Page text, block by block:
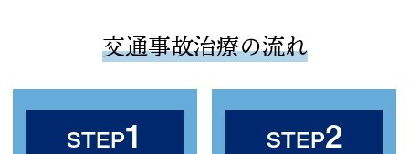
※18歳（高校生）以
の方につきまして
交通事故治療の流れ
STEP1 STEP2